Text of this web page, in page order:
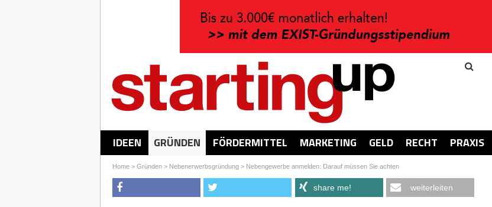
IDEEN GRÜNDEN FÖRDERMITTEL MARKETING GELD RECHT PRAXIS
Home> Gründen> Nebenerwerbsgründung> Nebengewerbe anmelden: Darauf müssen Sie achten
share me! weiterleiten